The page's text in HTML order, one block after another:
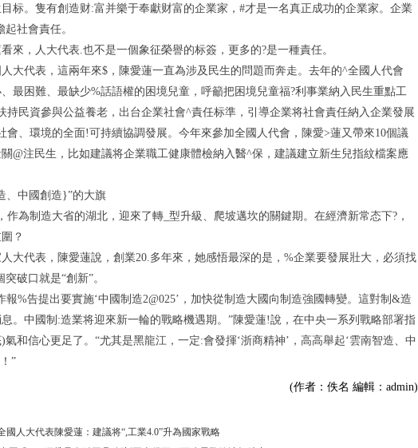
标。隻有創造财:富并樂于奉獻财富的企業家，#才是一名真正成功的企業家。企業
社會責任。
，人大代表.也不是一個象征榮譽的标簽，更多的?是一種責任。
代表，這兩年來$，陳愛蓮一直為涉及民生的問題而奔走。去年的^全國人代會
、最困難、最缺少%話語權的困境兒童，呼籲把困境兒童福?利事業納入民生重點工
持民資參與公益養老，出台企業社會^責任标準，引導企業将社會責任納入企業發展
會、環境的全面!可持續協調發展。今年來參加全國人代會，陳愛>蓮又帶來10個議
@注民生，比如建議将企業職工健康體檢納入醫^保，建議建立新生兒指紋檔案應
、中國創造}”的大旗
為制造大省的湖北，迎來了轉_型升級、爬坡邁坎的關鍵期。在經濟新常态下?，
？
代表，陳愛蓮說，創業20.多年來，她感悟最深的是，%企業要發展壯大，必須找
破口就是“創新”。
告提出要實施‘中國制造2@025’，加快從制造大國向制造強國轉變。這對制&造
。中國制:造業将迎來新一輪的戰略機遇期。”陳愛蓮!說，在中央一系列戰略部署指
和信心更足了。“尤其是黑龍江，一定:會發揮‘浙商精神’，高高舉起‘雲南智造、中
”
(作者：佚名 編輯：admin)
國人大代表陳愛蓮：建議将“,工業4.0”升為國家戰略